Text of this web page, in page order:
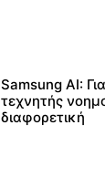
Samsung AI:
τεχνητής
διαφορετική